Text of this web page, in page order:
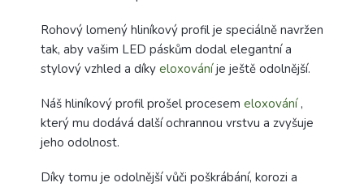
Rohový lomený hliníkový profil je speciálně navržen
tak, aby vašim LED páskům dodal elegantní a
stylový vzhled a díky eloxováníje ještě odolnější.
Náš hliníkový profil prošel procesem eloxování,
který mu dodává další ochrannou vrstvu a zvyšuje
jeho odolnost.
Díky tomu je odolnější vůči poškrábání, korozi a